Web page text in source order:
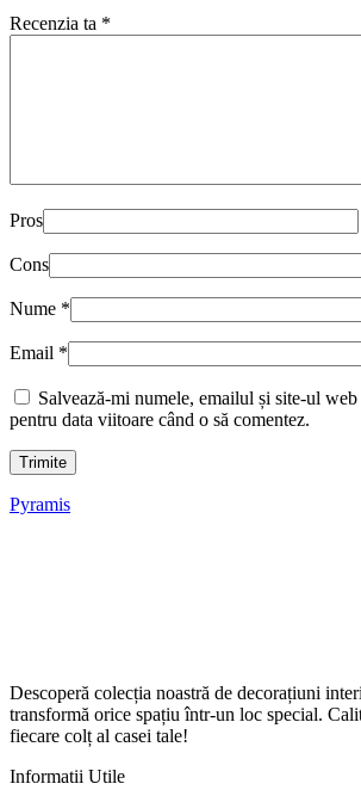
Recenzia ta *
Pros
Cons
Nume *
Email *
Salvează-mi numele, emailul și site-ul
pentru data viitoare când o să comentez.
Pyramis
Descoperă colecția noastră de decorațiuni
transformă orice spațiu într-un loc special.
fiecare colț al casei tale!
Informatii Utile